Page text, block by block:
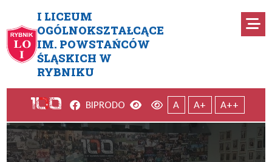
I LICEUM
OGÓLNOKSZTAŁCĄCE
IM. POWSTAŃCÓW
ŚLĄSKICH W
RYBNIKU
Wyniki I etapu konkursu o
Facebook
BIPRODO Wersja kontrastowa
Wersja domyślna
A A+ A++